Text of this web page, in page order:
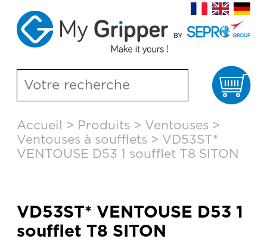
contenu
principal
Accueil > Produits > Ventouses >
Ventouses à soufflets > VD53ST*
VENTOUSE D53 1 soufflet T8 SITON
VD53ST* VENTOUSE D53 1
soufflet T8 SITON